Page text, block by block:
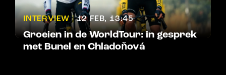
INTERVIEW | 12 FEB, 13:45
Groeien in de WorldTour: in gesprek
met Bunel en Chladoňová